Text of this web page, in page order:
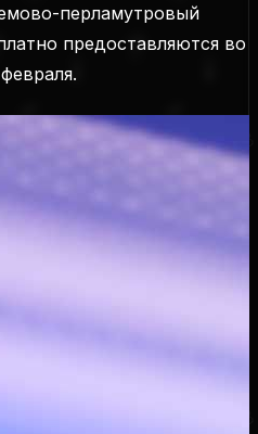
перламутровый
предоставляются во